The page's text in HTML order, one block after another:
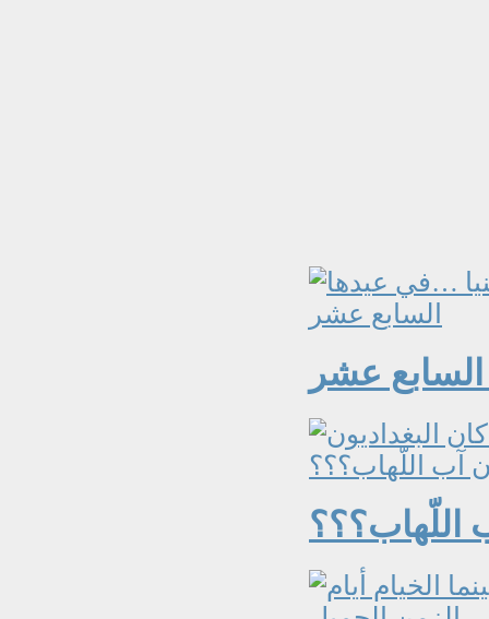
السابع عشر
اللّهاب؟؟؟